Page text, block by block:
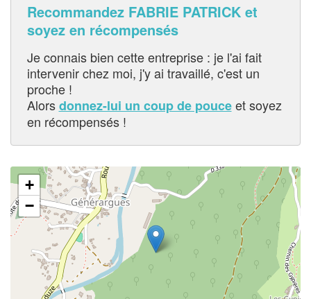
Recommandez FABRIE PATRICK et
soyez en récompensés
Je connais bien cette entreprise : je l'ai fait
intervenir chez moi, j'y ai travaillé, c'est un
proche !
Alorsdonnez-lui un coup de pouceet soyez
en récompensés !
+
−